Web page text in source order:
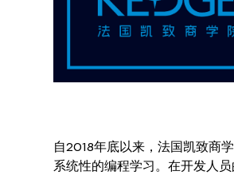
自2018年底以来，法国凯致商
系统性的编程学习。在开发人